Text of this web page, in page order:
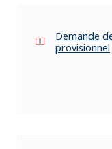
Demande
provisionnel